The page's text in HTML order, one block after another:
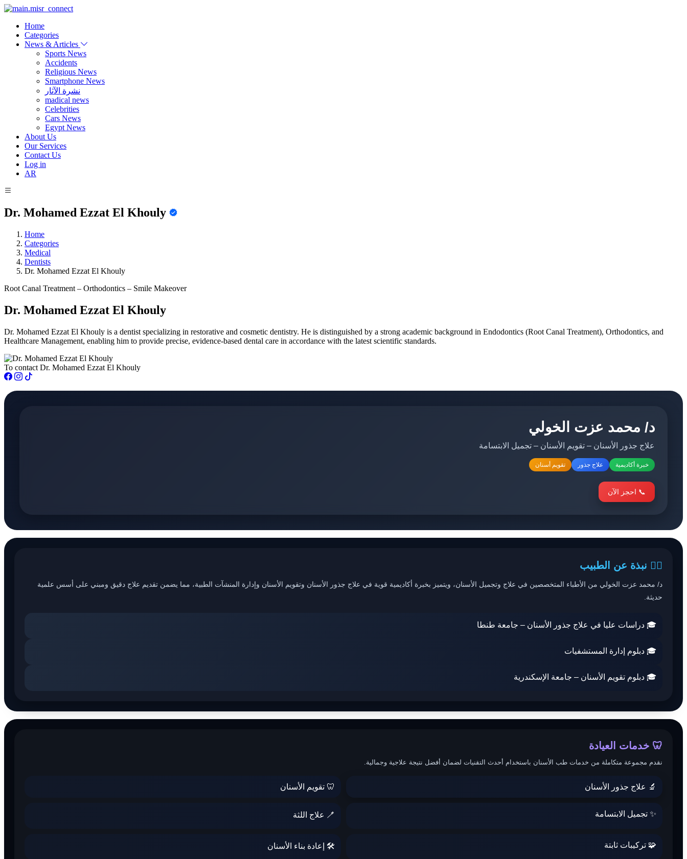
Home
Categories
News & Articles
Sports News
Accidents
Religious News
Smartphone News
نشرة الآثار
madical news
Celebrities
Cars News
Egypt News
About Us
Our Services
Contact Us
Log in
AR
Dr. Mohamed Ezzat El Khouly
Home
Categories
Medical
Dentists
Dr. Mohamed Ezzat El Khouly
Root Canal Treatment – Orthodontics – Smile Makeover
Dr. Mohamed Ezzat El Khouly
Dr. Mohamed Ezzat El Khouly is a dentist specializing in restorative and cosmetic dentistry. He is distinguished by a strong academic background in Endodontics (Root Canal Treatment), Orthodontics, and
Healthcare Management, enabling him to provide precise, evidence-based dental care in accordance with the latest scientific standards.
To contact Dr. Mohamed Ezzat El Khouly
د/ محمد عزت الخولي
علاج جذور الأسنان – تقويم الأسنان – تجميل الابتسامة
خبرة أكاديمية علاج جذور تقويم أسنان
📞 احجز الآن
👨‍⚕️ نبذة عن الطبيب
د/ محمد عزت الخولي من الأطباء المتخصصين في علاج وتجميل الأسنان، ويتميز بخبرة أكاديمية قوية في علاج جذور الأسنان وتقويم الأسنان وإدارة المنشآت الطبية، مما يضمن تقديم علاج دقيق ومبني على أسس علمية
حديثة.
🎓 دراسات عليا في علاج جذور الأسنان – جامعة طنطا
🎓 دبلوم إدارة المستشفيات
🎓 دبلوم تقويم الأسنان – جامعة الإسكندرية
🦷 خدمات العيادة
نقدم مجموعة متكاملة من خدمات طب الأسنان باستخدام أحدث التقنيات لضمان أفضل نتيجة علاجية وجمالية.
🔬 علاج جذور الأسنان 🦷 تقويم الأسنان
✨ تجميل الابتسامة 🪥 علاج اللثة
🧩 تركيبات ثابتة 🛠️ إعادة بناء الأسنان